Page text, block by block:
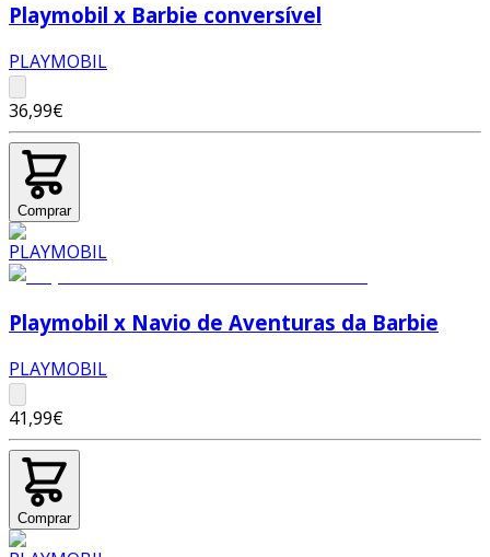
Playmobil x Barbie conversível
PLAYMOBIL
36,99€
Comprar
Playmobil x Navio de Aventuras da Barbie
PLAYMOBIL
41,99€
Comprar